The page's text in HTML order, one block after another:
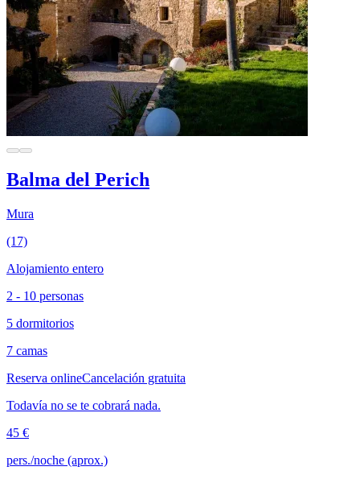
Balma del Perich
Mura
(17)
Alojamiento entero
2 - 10 personas
5 dormitorios
7 camas
Reserva onlineCancelación gratuita
Todavía no se te cobrará nada.
45 €
pers./noche (aprox.)